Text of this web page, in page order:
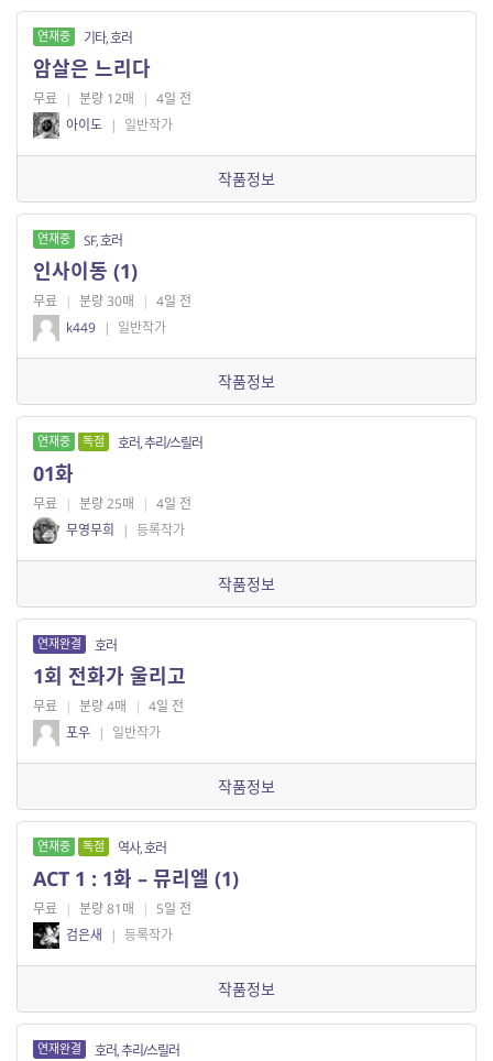
연재중 기타, 호러
암살은 느리다
무료 | 분량 12매 | 4일 전
아이도 | 일반작가
작품정보
연재중 SF, 호러
인사이동 (1)
무료 | 분량 30매 | 4일 전
k449 | 일반작가
작품정보
연재중 독점 호러, 추리/스릴러
01화
무료 | 분량 25매 | 4일 전
무영무희
| 등록작가
작품정보
연재완결 호러
1회 전화가 울리고
무료 | 분량 4매 | 4일 전
포우 | 일반작가
작품정보
연재중 독점 역사, 호러
ACT 1 : 1화 – 뮤리엘 (1)
무료 | 분량 81매 | 5일 전
검은새
| 등록작가
작품정보
연재완결 호러, 추리/스릴러